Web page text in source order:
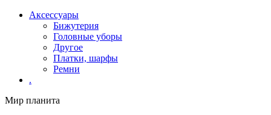
Аксессуары
Бижутерия
Головные уборы
Другое
Платки, шарфы
Ремни
.
Мир планита